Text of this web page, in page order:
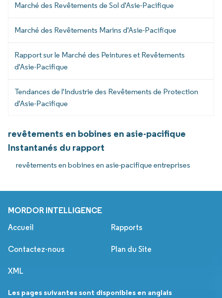
Marché des Revêtements de Sol d'Asie-Pacifique
Marché des Revêtements Marins d'Asie-Pacifique
Rapport sur le Marché des Peintures et Revêtements
d'Asie-Pacifique
Tendances de l'Industrie des Revêtements de Protection
d'Asie-Pacifique
revêtements en bobines en asie-pacifique
Instantanés du rapport
revêtements en bobines en asie-pacifique entreprises
MORDOR INTELLIGENCE
Accueil Rapports
Contactez-nous Plan du Site
XML
Les pages suivantes sont disponibles en anglais